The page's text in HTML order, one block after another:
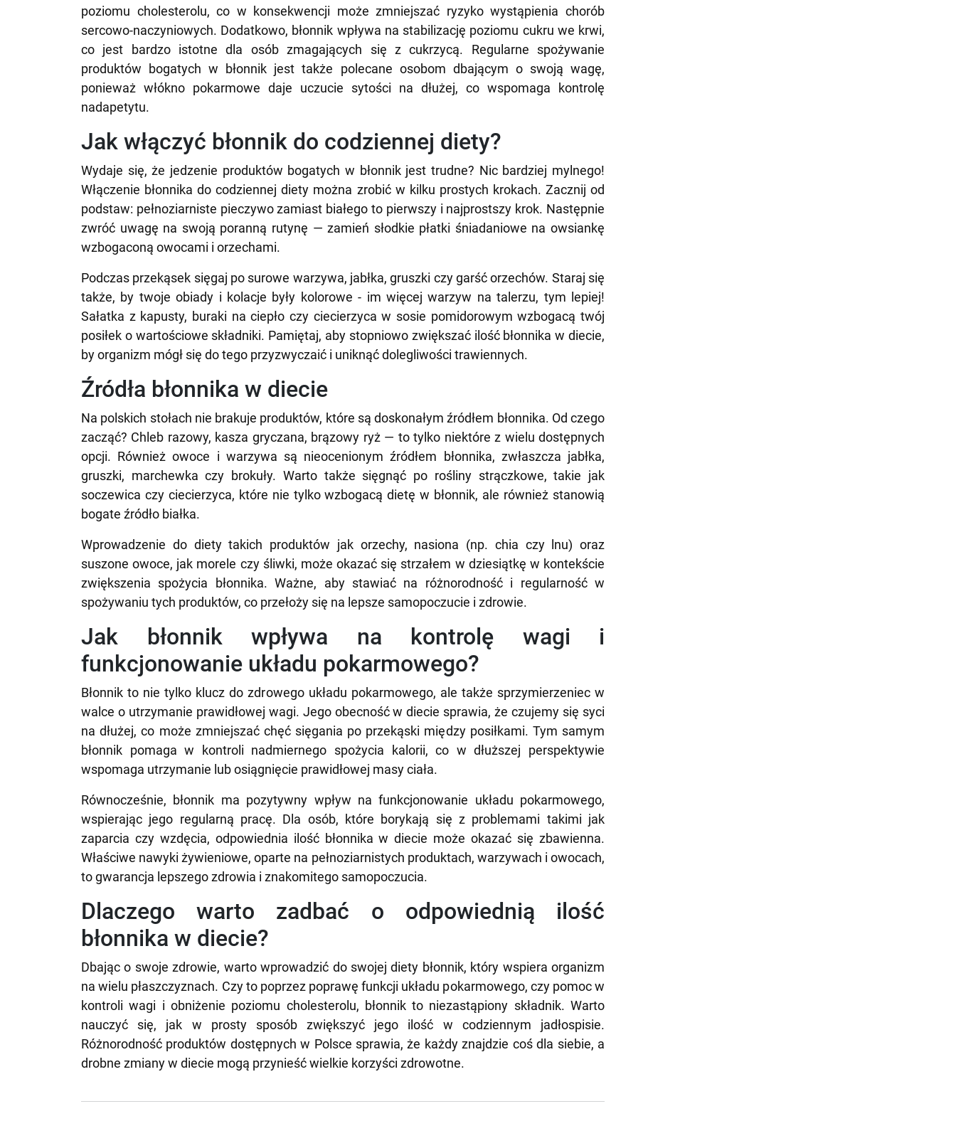
poziomu cholesterolu, co w konsekwencji może zmniejszać ryzyko wystąpienia chorób
sercowo-naczyniowych. Dodatkowo, błonnik wpływa na stabilizację poziomu cukru we krwi,
co jest bardzo istotne dla osób zmagających się z cukrzycą. Regularne spożywanie
produktów bogatych w błonnik jest także polecane osobom dbającym o swoją wagę,
ponieważ włókno pokarmowe daje uczucie sytości na dłużej, co wspomaga kontrolę
nadapetytu.
Jak włączyć błonnik do codziennej diety?
Wydaje się, że jedzenie produktów bogatych w błonnik jest trudne? Nic bardziej mylnego!
Włączenie błonnika do codziennej diety można zrobić w kilku prostych krokach. Zacznij od
podstaw: pełnoziarniste pieczywo zamiast białego to pierwszy i najprostszy krok. Następnie
zwróć uwagę na swoją poranną rutynę — zamień słodkie płatki śniadaniowe na owsiankę
wzbogaconą owocami i orzechami.
Podczas przekąsek sięgaj po surowe warzywa, jabłka, gruszki czy garść orzechów. Staraj się
także, by twoje obiady i kolacje były kolorowe - im więcej warzyw na talerzu, tym lepiej!
Sałatka z kapusty, buraki na ciepło czy ciecierzyca w sosie pomidorowym wzbogacą twój
posiłek o wartościowe składniki. Pamiętaj, aby stopniowo zwiększać ilość błonnika w diecie,
by organizm mógł się do tego przyzwyczaić i uniknąć dolegliwości trawiennych.
Źródła błonnika w diecie
Na polskich stołach nie brakuje produktów, które są doskonałym źródłem błonnika. Od czego
zacząć? Chleb razowy, kasza gryczana, brązowy ryż — to tylko niektóre z wielu dostępnych
opcji. Również owoce i warzywa są nieocenionym źródłem błonnika, zwłaszcza jabłka,
gruszki, marchewka czy brokuły. Warto także sięgnąć po rośliny strączkowe, takie jak
soczewica czy ciecierzyca, które nie tylko wzbogacą dietę w błonnik, ale również stanowią
bogate źródło białka.
Wprowadzenie do diety takich produktów jak orzechy, nasiona (np. chia czy lnu) oraz
suszone owoce, jak morele czy śliwki, może okazać się strzałem w dziesiątkę w kontekście
zwiększenia spożycia błonnika. Ważne, aby stawiać na różnorodność i regularność w
spożywaniu tych produktów, co przełoży się na lepsze samopoczucie i zdrowie.
Jak błonnik wpływa na kontrolę wagi i
funkcjonowanie układu pokarmowego?
Błonnik to nie tylko klucz do zdrowego układu pokarmowego, ale także sprzymierzeniec w
walce o utrzymanie prawidłowej wagi. Jego obecność w diecie sprawia, że czujemy się syci
na dłużej, co może zmniejszać chęć sięgania po przekąski między posiłkami. Tym samym
błonnik pomaga w kontroli nadmiernego spożycia kalorii, co w dłuższej perspektywie
wspomaga utrzymanie lub osiągnięcie prawidłowej masy ciała.
Równocześnie, błonnik ma pozytywny wpływ na funkcjonowanie układu pokarmowego,
wspierając jego regularną pracę. Dla osób, które borykają się z problemami takimi jak
zaparcia czy wzdęcia, odpowiednia ilość błonnika w diecie może okazać się zbawienna.
Właściwe nawyki żywieniowe, oparte na pełnoziarnistych produktach, warzywach i owocach,
to gwarancja lepszego zdrowia i znakomitego samopoczucia.
Dlaczego warto zadbać o odpowiednią ilość
błonnika w diecie?
Dbając o swoje zdrowie, warto wprowadzić do swojej diety błonnik, który wspiera organizm
na wielu płaszczyznach. Czy to poprzez poprawę funkcji układu pokarmowego, czy pomoc w
kontroli wagi i obniżenie poziomu cholesterolu, błonnik to niezastąpiony składnik. Warto
nauczyć się, jak w prosty sposób zwiększyć jego ilość w codziennym jadłospisie.
Różnorodność produktów dostępnych w Polsce sprawia, że każdy znajdzie coś dla siebie, a
drobne zmiany w diecie mogą przynieść wielkie korzyści zdrowotne.